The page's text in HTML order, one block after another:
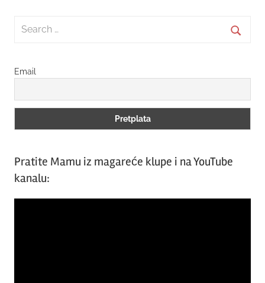
Search
Email
Pratite Mamu iz magareće klupe i na YouTube
kanalu: